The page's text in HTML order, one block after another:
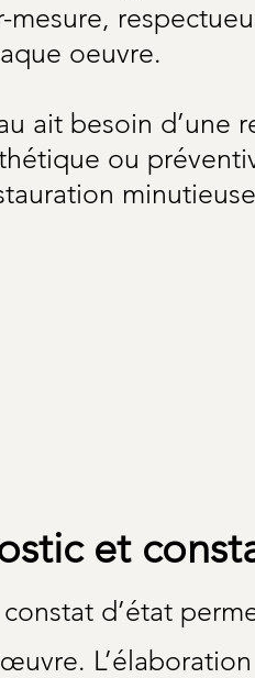
mesure,
oeuvre.
ait besoin d’une
ou
et
d’état